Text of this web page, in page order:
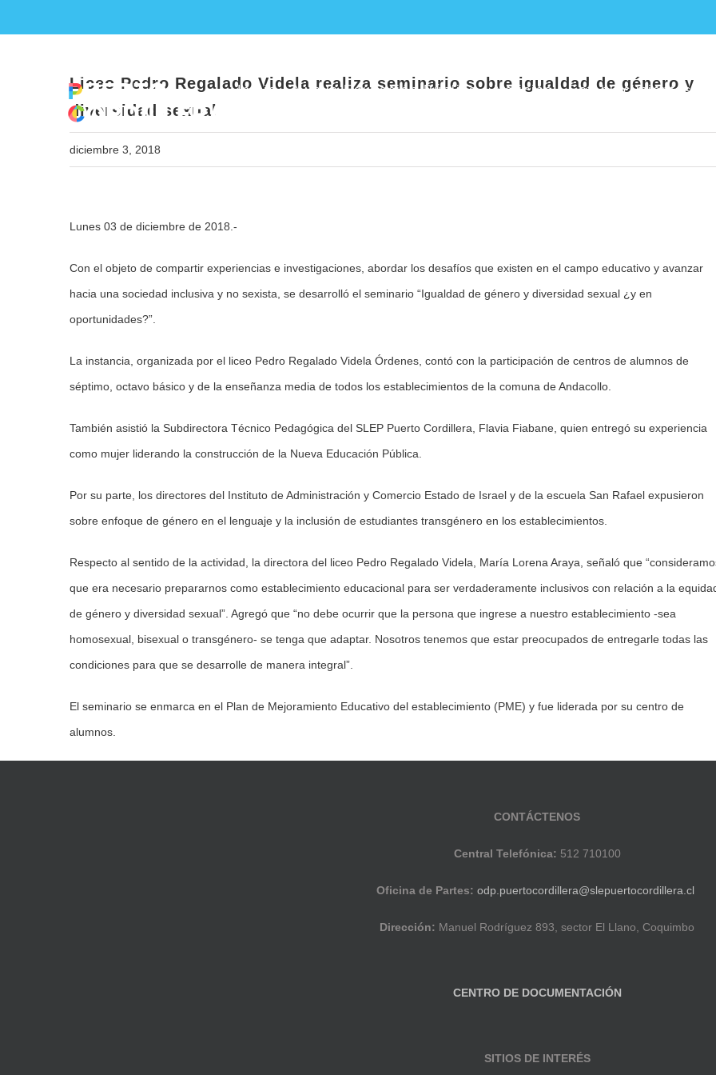
to
Inicio Nueva Educación Pública Noticias Establecimientos
Liceo Pedro Regalado Videla realiza seminario sobre igualdad de
Liceo Pedro Regalado Videla realiza seminario sobre igualdad de género y
diversidad sexual
diciembre 3, 2018
Larger
Lunes 03 de diciembre de 2018.-
Con el objeto de compartir experiencias e investigaciones, abordar los desafíos que existen en el campo educativo y avanzar
hacia una sociedad inclusiva y no sexista, se desarrolló el seminario “Igualdad de género y diversidad sexual ¿y en
oportunidades?”.
La instancia, organizada por el liceo Pedro Regalado Videla Órdenes, contó con la participación de centros de alumnos de
séptimo, octavo básico y de la enseñanza media de todos los establecimientos de la comuna de Andacollo.
También asistió la Subdirectora Técnico Pedagógica del SLEP Puerto Cordillera, Flavia Fiabane, quien entregó su experiencia
como mujer liderando la construcción de la Nueva Educación Pública.
Por su parte, los directores del Instituto de Administración y Comercio Estado de Israel y de la escuela San Rafael expusieron
sobre enfoque de género en el lenguaje y la inclusión de estudiantes transgénero en los establecimientos.
Respecto al sentido de la actividad, la directora del liceo Pedro Regalado Videla, María Lorena Araya, señaló que
que era necesario prepararnos como establecimiento educacional para ser verdaderamente inclusivos con relación a la
de género y diversidad sexual”. Agregó que “no debe ocurrir que la persona que ingrese a nuestro establecimiento -sea
homosexual, bisexual o transgénero- se tenga que adaptar. Nosotros tenemos que estar preocupados de entregarle todas las
condiciones para que se desarrolle de manera integral”.
El seminario se enmarca en el Plan de Mejoramiento Educativo del establecimiento (PME) y fue liderada por su centro de
alumnos.
CONTÁCTENOS
Central Telefónica: 512 710100
Oficina de Partes: odp.puertocordillera@slepuertocordillera.cl
Dirección: Manuel Rodríguez 893, sector El Llano, Coquimbo
CENTRO DE DOCUMENTACIÓN
SITIOS DE INTERÉS